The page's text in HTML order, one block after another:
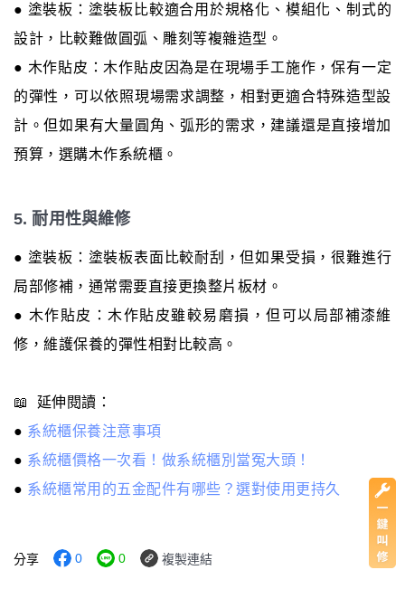
● 塗裝板：塗裝板比較適合用於規格化、模組化、制式的
設計，比較難做圓弧、雕刻等複雜造型。
● 木作貼皮：木作貼皮因為是在現場手工施作，保有一定
的彈性，可以依照現場需求調整，相對更適合特殊造型設
計。但如果有大量圓角、弧形的需求，建議還是直接增加
預算，選購木作系統櫃。
5. 耐用性與維修
● 塗裝板：塗裝板表面比較耐刮，但如果受損，很難進行
局部修補，通常需要直接更換整片板材。
● 木作貼皮：木作貼皮雖較易磨損，但可以局部補漆維
修，維護保養的彈性相對比較高。
📖 延伸閱讀：
● 系統櫃保養注意事項
● 系統櫃價格一次看！做系統櫃別當冤大頭！
● 系統櫃常用的五金配件有哪些？選對使用更持久
分享 0 0 複製連結